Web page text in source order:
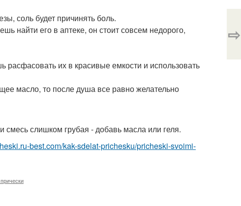
соль будет причинять боль.
найти его в аптеке, он стоит совсем недорого,
их в красивые емкости и использовать
масло, то после душа все равно желательно
слишком грубая - добавь масла или геля.
best.com/kak-sdelat-prichesku/pricheski-svoimi-
⇨